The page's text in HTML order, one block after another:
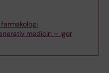
medicin – Igor